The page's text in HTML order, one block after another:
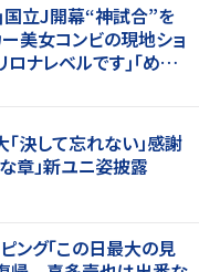
国立J開幕“神試合”を
美女コンビの現地ショ
ロナレベルです｣｢めちゃ
決して忘れない」感謝
章」新ユニ姿披露
ング「この日最大の見